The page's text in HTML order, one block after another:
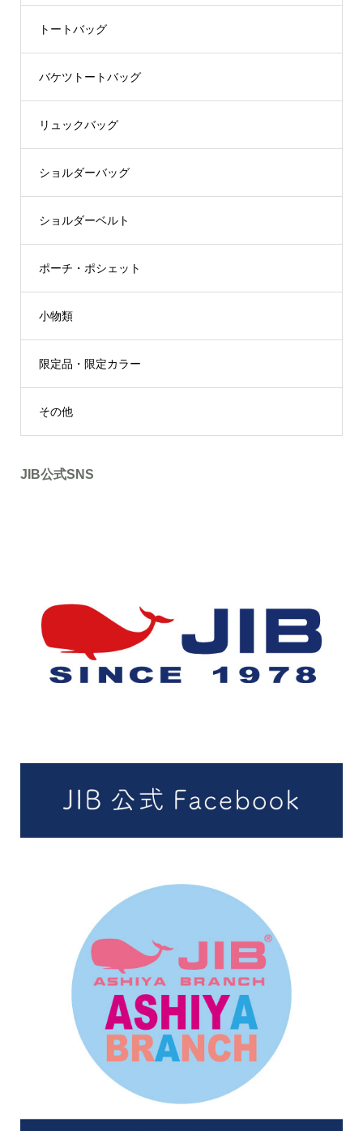
トートバッグ
バケツトートバッグ
リュックバッグ
ショルダーバッグ
ショルダーベルト
ポーチ・ポシェット
小物類
限定品・限定カラー
その他
JIB公式SNS